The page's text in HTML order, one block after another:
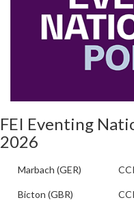
FEI Eventing
2026
Marbach (GER)
Bicton (GBR)